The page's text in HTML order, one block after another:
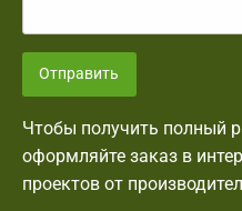
Отправить
Чтобы получить полный
оформляйте заказ в
проектов от